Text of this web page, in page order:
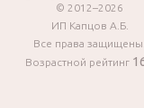
© 2012–2026
ИП Капцов А.Б.
Все права защищены.
Возрастной рейтинг